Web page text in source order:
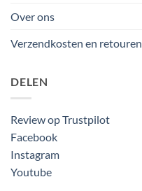
Over ons
Verzendkosten en retouren
DELEN
Review op Trustpilot
Facebook
Instagram
Youtube